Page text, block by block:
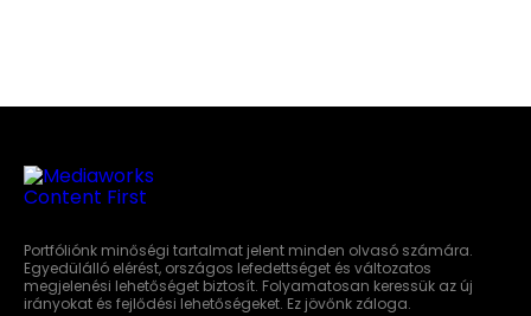
Portfóliónk minőségi tartalmat jelent minden olvasó számára.
Egyedülálló elérést, országos lefedettséget és változatos
megjelenési lehetőséget biztosít. Folyamatosan keressük az új
irányokat és fejlődési lehetőségeket. Ez jövőnk záloga.